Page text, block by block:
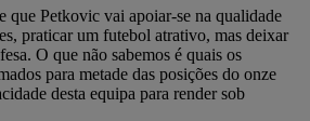
que Petkovic vai apoiar-se na qualidade
praticar um futebol atrativo, mas deixar
O que não sabemos é quais os
para metade das posições do onze
desta equipa para render sob